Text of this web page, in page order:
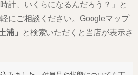
計、いくらになるんだろう？」と
にご相談ください。Googleマップ
浦」
と検索いただくと当店が表示さ